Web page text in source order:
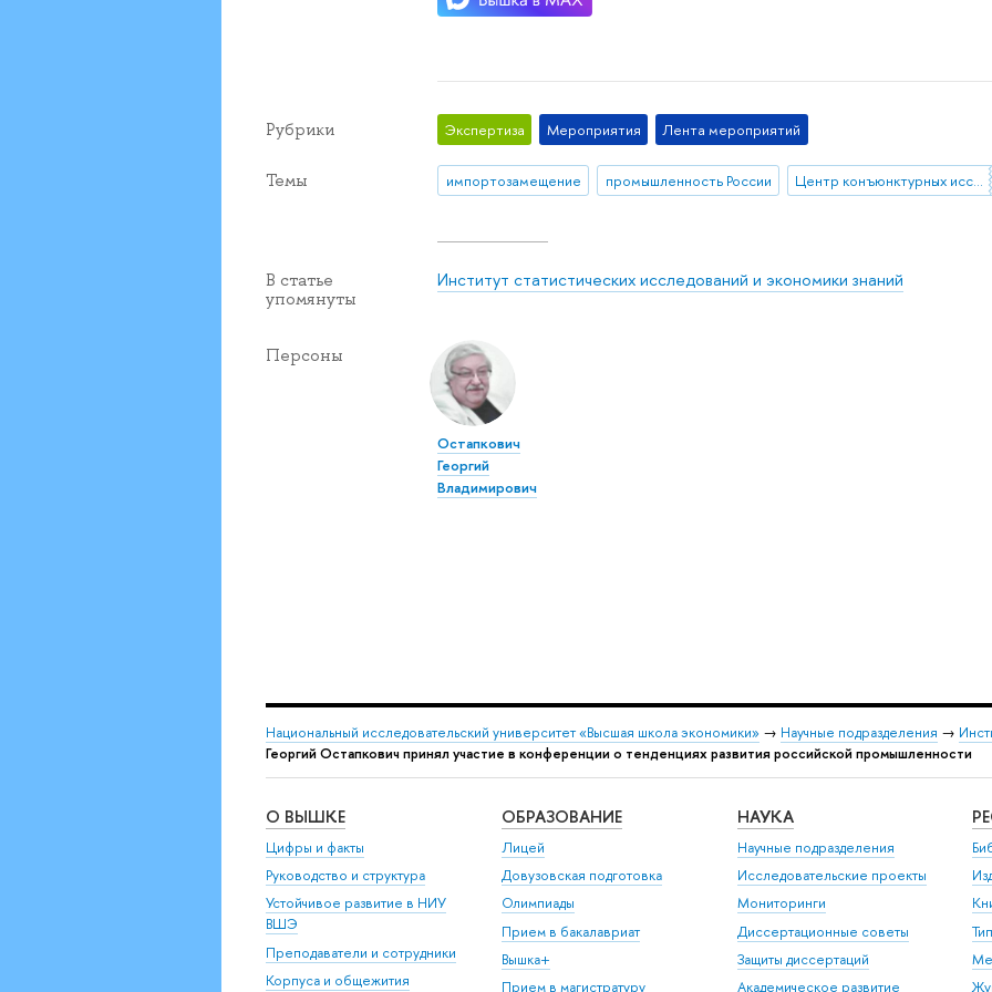
Рубрики Экспертиза Мероприятия Лента мероприятий
Темы импортозамещение промышленность России Центр конъюнктурных исследований
В статье
упомянуты
Институт статистических исследований и экономики знаний
Персоны
Остапкович
Георгий
Владимирович
Национальный исследовательский университет «Высшая школа экономики» → Научные подразделения →
Георгий Остапкович принял участие в конференции о тенденциях развития российской промышленности
О ВЫШКЕ
Цифры и факты
Руководство и структура
Устойчивое развитие в НИУ
ВШЭ
Преподаватели и сотрудники
Корпуса и общежития
ОБРАЗОВАНИЕ
Лицей
Довузовская подготовка
Олимпиады
Прием в бакалавриат
Вышка+
Прием в магистратуру
НАУКА
Научные подразделения
Исследовательские проекты
Мониторинги
Диссертационные советы
Защиты диссертаций
Академическое развитие